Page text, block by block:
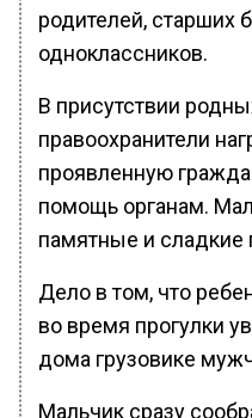
родителей, старших
одноклассников.
В присутствии
правоохранители
проявленную
помощь органам.
памятные и сладкие
Дело в том, что
во время прогулки
дома грузовике
Мальчик сразу